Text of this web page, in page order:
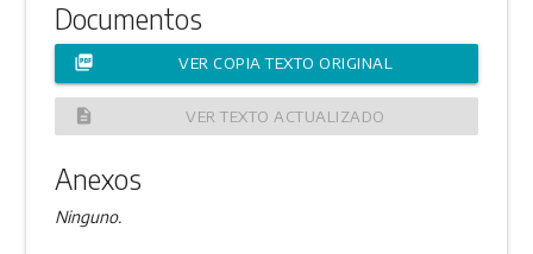
Documentos
picture_as_pdf VER COPIA TEXTO ORIGINAL
description VER TEXTO ACTUALIZADO
Anexos
Ninguno.